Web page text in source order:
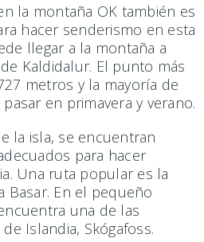
la montaña OK también es
hacer senderismo en esta
llegar a la montaña a
Kaldidalur. El punto más
metros y la mayoría de
en primavera y verano.
la isla, se encuentran
para hacer
Una ruta popular es la
Basar. En el pequeño
una de las
Islandia, Skógafoss.